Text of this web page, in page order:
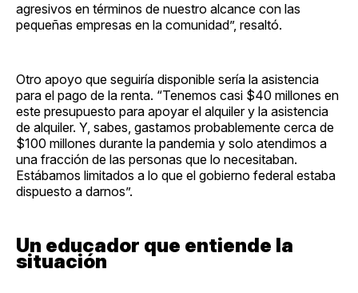
agresivos en términos de nuestro alcance con las
pequeñas empresas en la comunidad”, resaltó.
Otro apoyo que seguiría disponible sería la asistencia
para el pago de la renta. “Tenemos casi $40 millones en
este presupuesto para apoyar el alquiler y la asistencia
de alquiler. Y, sabes, gastamos probablemente cerca de
$100 millones durante la pandemia y solo atendimos a
una fracción de las personas que lo necesitaban.
Estábamos limitados a lo que el gobierno federal estaba
dispuesto a darnos”.
Un educador que entiende la
situación